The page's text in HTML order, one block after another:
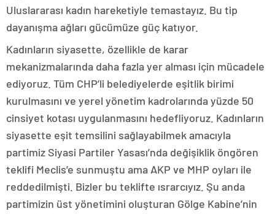
Uluslararası kadın hareketiyle temastayız. Bu tip
dayanışma ağları gücümüze güç katıyor.
Kadınların siyasette, özellikle de karar
mekanizmalarında daha fazla yer alması için mücadele
ediyoruz. Tüm CHP’li belediyelerde eşitlik birimi
kurulmasını ve yerel yönetim kadrolarında yüzde 50
cinsiyet kotası uygulanmasını hedefliyoruz. Kadınların
siyasette eşit temsilini sağlayabilmek amacıyla
partimiz Siyasi Partiler Yasası’nda değişiklik öngören
teklifi Meclis’e sunmuştu ama AKP ve MHP oyları ile
reddedilmişti. Bizler bu teklifte ısrarcıyız. Şu anda
partimizin üst yönetimini oluşturan Gölge Kabine’nin